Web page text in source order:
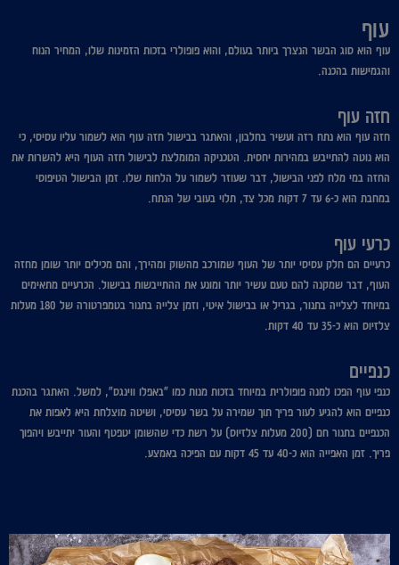
עוף
עוף הוא סוג הבשר הנצרך ביותר בעולם, והוא פופולרי בזכות הזמינות שלו, המחיר הנוח
והגמישות בהכנה.
חזה עוף
חזה עוף הוא נתח רזה ועשיר בחלבון, והאתגר בבישול חזה עוף הוא לשמור עליו עסיסי, כי
הוא נוטה להתייבש במהירות יחסית. הטכניקה המומלצת לבישול חזה העוף היא להשרות את
החזה במי מלח לפני הבישול, דבר שעוזר לשמור על הלחות שלו. זמן הבישול הטיפוסי
במחבת הוא כ-6 עד 7 דקות מכל צד, תלוי בעובי של הנתח.
כרעי עוף
כרעיים הם חלק עסיסי יותר של העוף שמורכב מהשוק ומהירך, והם מכילים יותר שומן מחזה
העוף, דבר שמקנה להם טעם עשיר יותר ומונע את ההתייבשות בבישול. הכרעיים מתאימים
במיוחד לצלייה בתנור, בגריל או בבישול איטי, וזמן צלייה בתנור בטמפרטורה של 180 מעלות
צלזיוס הוא כ-35 עד 40 דקות.
כנפיים
כנפי עוף הפכו למנה פופולרית במיוחד בזכות מנות כמו "באפלו ווינגס", למשל. האתגר בהכנת
כנפיים הוא להגיע לעור פריך תוך שמירה על בשר עסיסי, ושיטה מוצלחת היא לאפות את
הכנפיים בתנור חם (200 מעלות צלזיוס) על רשת כדי שהשומן יטפטף והעור יתייבש ויהפוך
פריך. זמן האפייה הוא כ-40 עד 45 דקות עם הפיכה באמצע.